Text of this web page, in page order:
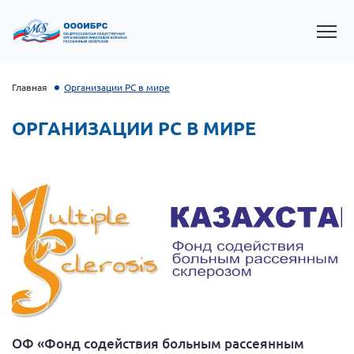
Президент Власов Я.В.
Первый вице-президент Кичигина Н. Ф.
Генеральный директор Матвиевская О.В.
Вице-президент Зрячева Н.В.
Главная Организации РС в мире
ОРГАНИЗАЦИИ РС В МИРЕ
ОФ «Фонд содействия больным рассеянным